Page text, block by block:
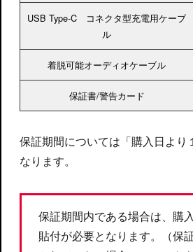
USB Type-C コネクタ型充電用ケーブ
ル
着脱可能オーディオケーブル
保証書/警告カード
保証期間については「購入日より
なります。
保証期間内である場合は、購
貼付が必要となります。
（保